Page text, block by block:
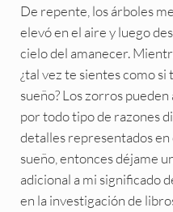
De repente, los árboles
elevó en el aire y luego
cielo del amanecer.
¿tal vez te sientes como
sueño? Los zorros
por todo tipo de razones
detalles representados en
sueño, entonces déjame
adicional a mi significado
en la investigación de